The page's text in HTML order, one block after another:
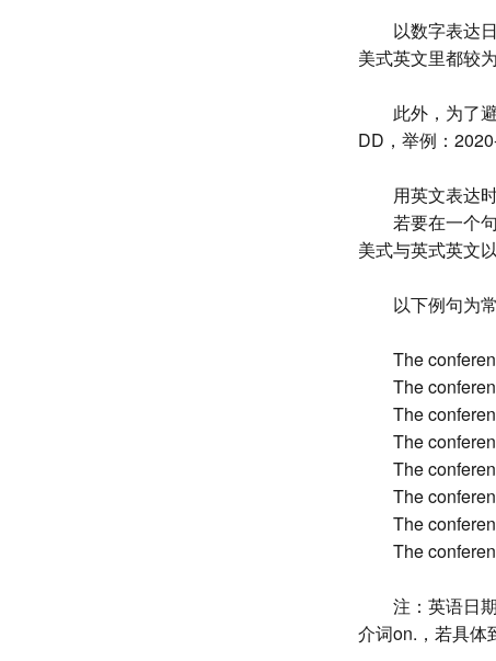
以数字表达
美式英文里都较
此外，为了
DD，举例：
用英文表达
若要在一个
美式与英式英文
以下例句为
The
The
The
The
The
The
The
The
注：英语日
介词on.，若具体